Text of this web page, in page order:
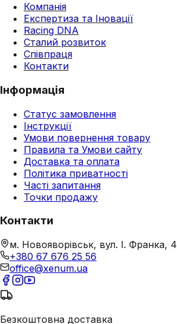
Компанія
Експертиза та Іновації
Racing DNA
Сталий розвиток
Співпраця
Контакти
Інформація
Статус замовлення
Інструкції
Умови повернення товару
Правила та Умови сайту
Доставка та оплата
Політика приватності
Часті запитання
Точки продажу
Контакти
м. Новояворівськ, вул. І. Франка, 4
+380 67 676 25 56
office@xenum.ua
Безкоштовна доставка